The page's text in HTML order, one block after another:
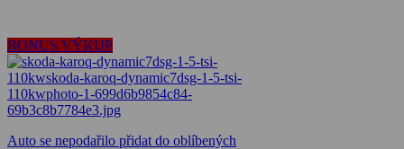
BONUS VÝKUP
Auto se nepodařilo přidat do oblíbených